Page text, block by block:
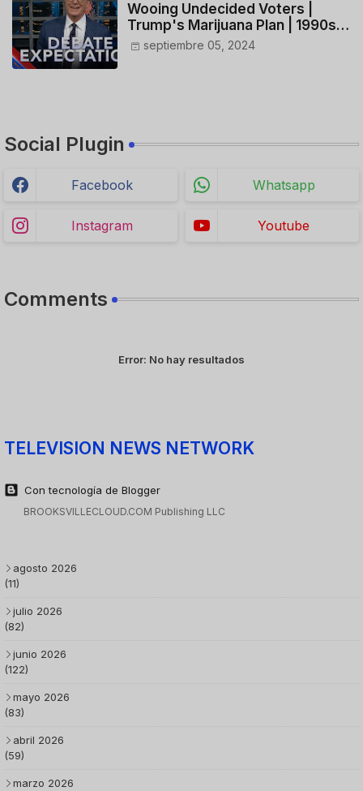
Wooing Undecided Voters |
Trump's Marijuana Plan | 1990s
Porn Expert Mark Robinson
septiembre 05, 2024
Social Plugin
Facebook Whatsapp
Instagram Youtube
Comments
Error: No hay resultados
TELEVISION NEWS NETWORK
Con tecnología de Blogger
BROOKSVILLECLOUD.COM Publishing LLC
agosto 2026
(11)
julio 2026
(82)
junio 2026
(122)
mayo 2026
(83)
abril 2026
(59)
marzo 2026